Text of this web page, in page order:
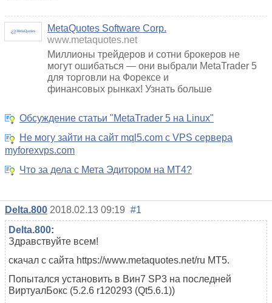
MetaQuotes Software Corp.
www.metaquotes.net
Миллионы трейдеров и сотни брокеров не
могут ошибаться — они выбрали MetaTrader 5
для торговли на Форексе и
финансовых рынках! Узнать больше
Обсуждение статьи "MetaTrader 5 на Linux"
Не могу зайти на сайт mql5.com c VPS сервера
myforexvps.com
Что за дела с Мета Эдитором на МТ4?
Delta.800 2018.02.13 09:19 #1
Delta.800:
Здравствуйте всем!
скачал с сайта https://www.metaquotes.net/ru МТ5.
Попытался установить в Вин7 SP3 на последней
ВиртуалБокс (5.2.6 r120293 (Qt5.6.1))